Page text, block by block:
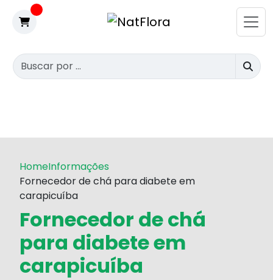
HomeInformações
Fornecedor de chá para diabete em
carapicuíba
Fornecedor de chá
para diabete em
carapicuíba